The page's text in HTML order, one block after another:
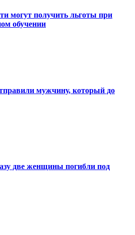
могут получить льготы при
обучении
мужчину, который до
две женщины погибли под